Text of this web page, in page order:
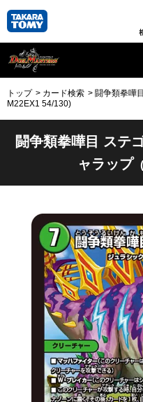
トップ カード検索
闘争類拳嘩
M22EX1 54/130)
闘争類拳嘩目 ステ
ャラップ